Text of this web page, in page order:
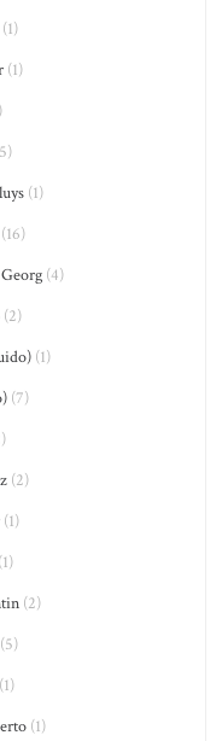
(1)
(1)
(4)
(2)
(1)
(7)
(2)
(1)
(2)
(5)
(1)
(1)